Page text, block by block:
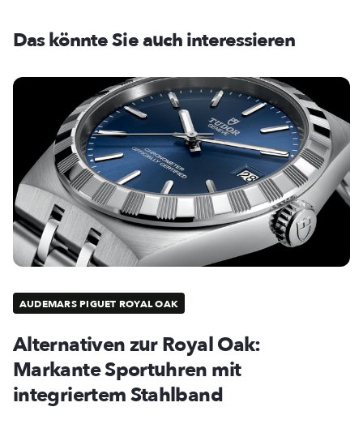
Das könnte Sie auch interessieren
AUDEMARS PIGUET ROYAL OAK
Alternativen zur Royal Oak:
Markante Sportuhren mit
integriertem Stahlband